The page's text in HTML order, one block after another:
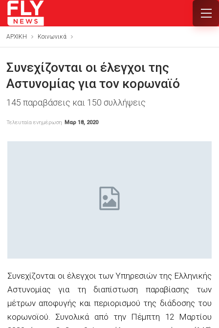
ΑΡΧΙΚΗ Κοινωνικά
Συνεχίζονται οι έλεγχοι της
Αστυνομίας για τον κορωναϊό
145 παραβάσεις και 150 συλλήψεις
Τελευταία ενημέρωση Μαρ 18, 2020
Συνεχίζονται οι έλεγχοι των Υπηρεσιών της Ελληνικής
Αστυνομίας για τη διαπίστωση παραβίασης των
μέτρων αποφυγής και περιορισμού της διάδοσης του
κορωνοϊού. Συνολικά από την Πέμπτη 12 Μαρτίου